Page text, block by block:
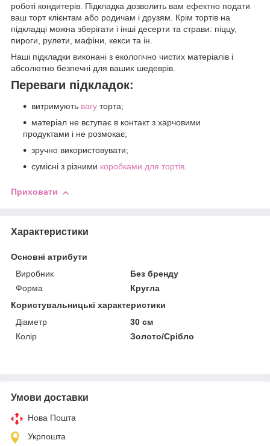
роботі кондитерів. Підкладка дозволить вам ефектно подати
ваш торт клієнтам або родичам і друзям. Крім тортів на
підкладці можна зберігати і інші десерти та страви: піццу,
пироги, рулети, мафіни, кекси та ін.
Наші підкладки виконані з екологічно чистих матеріалів і
абсолютно безпечні для ваших шедеврів.
Переваги підкладок:
витримують вагу торта;
матеріал не вступає в контакт з харчовими
продуктами і не розмокає;
зручно використовувати;
сумісні з різними коробками для тортів.
Приховати
Характеристики
Основні атрибути
Виробник
Без бренду
Форма
Кругла
Користувальницькі характеристики
Діаметр
30 см
Колір
Золото/Срібло
Умови доставки
Нова Пошта
Укрпошта